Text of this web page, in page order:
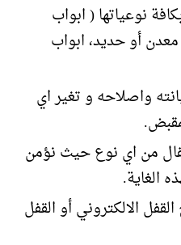
نوعياتها ( ابواب
أو حديد، ابواب
واصلاحه و تغير اي
من اي نوع حيث نؤمن
الغاية.
الالكتروني أو القفل